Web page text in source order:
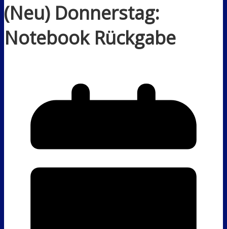
(Neu) Donnerstag:
Notebook Rückgabe